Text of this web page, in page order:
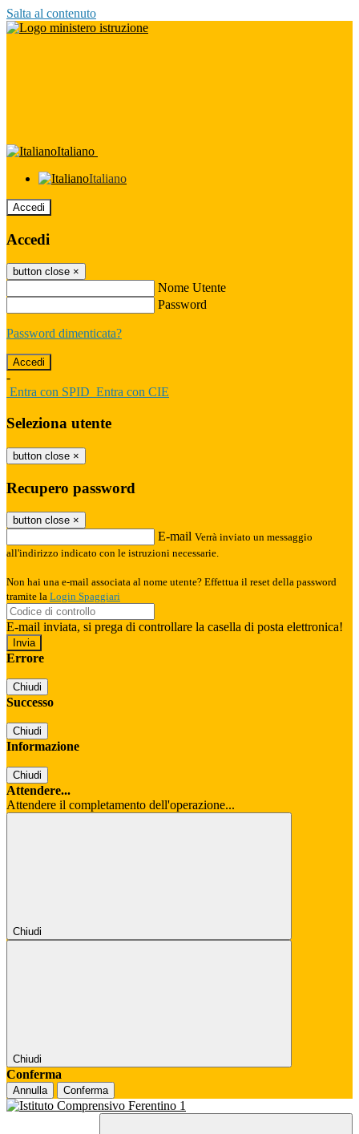
Salta al contenuto
Italiano
Italiano
Accedi
Accedi
button close ×
Nome Utente
Password
Password dimenticata?
-
Entra con SPID Entra con CIE
Seleziona utente
button close ×
Recupero password
button close ×
E-mail Verrà inviato un messaggio
all'indirizzo indicato con le istruzioni necessarie.
Non hai una e-mail associata al nome utente? Effettua il reset della password
tramite la Login Spaggiari
E-mail inviata, si prega di controllare la casella di posta elettronica!
Errore
Chiudi
Successo
Chiudi
Informazione
Chiudi
Attendere...
Attendere il completamento dell'operazione...
Chiudi
Chiudi
Conferma
Annulla Conferma